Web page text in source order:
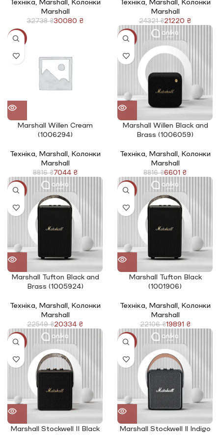
Marshall
32738₴30080 ₴
Marshall
24321₴21220 ₴
-20%
Marshall Willen Cream
(1006294)
Техніка Marshall Колонки
Marshall
8816₴7044 ₴
-25%
Marshall Willen Black and
Brass (1006059)
Техніка Marshall Колонки
Marshall
8816₴6601 ₴
-10%
Marshall Tufton Black and
Brass (1005924)
Техніка Marshall Колонки
Marshall
22549₴20334 ₴
-10%
Marshall Tufton Black
(1001906)
Техніка Marshall Колонки
Marshall
22106₴19891 ₴
-16%
Marshall Stockwell I| Black
-16%
Marshall Stockwell Il Indigo